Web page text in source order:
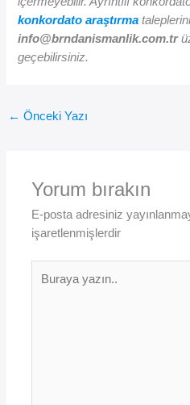
konkordato araştırma
info@brndanismanlik.com.tr
geçebilirsiniz.
← Önceki Yazı
Yorum bırakın
E-posta adresiniz
işaretlenmişlerdir
yazın..